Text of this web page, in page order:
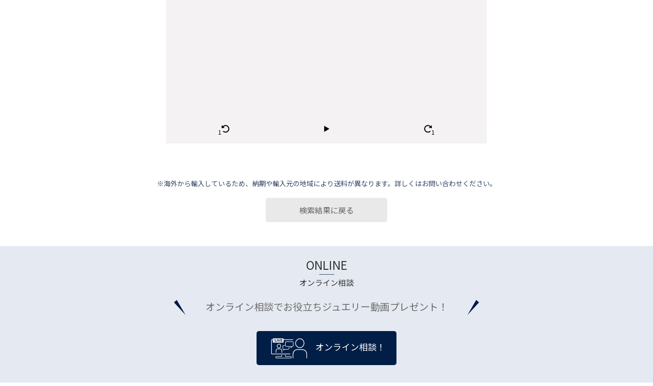
※海外から輸⼊しているため、納期や輸⼊元の地域により送料が異なります。詳しくはお問い合わせください。
検索結果に戻る
ONLINE
オンライン相談
オンライン相談でお役立ちジュエリー動画プレゼント！
オンライン相談！